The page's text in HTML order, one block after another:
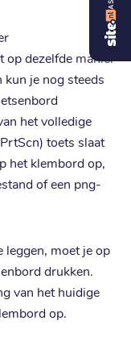
op dezelfde manier
je nog steeds
het volledige
toets slaat
het klembord op,
of een png-
leggen, moet je op
drukken.
van het huidige
op.